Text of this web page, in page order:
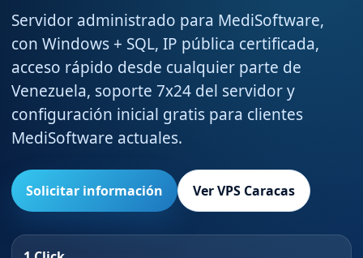
Servidor administrado para MediSoftware,
con Windows + SQL, IP pública certificada,
acceso rápido desde cualquier parte de
Venezuela, soporte 7x24 del servidor y
configuración inicial gratis para clientes
MediSoftware actuales.
Solicitar información Ver VPS Caracas